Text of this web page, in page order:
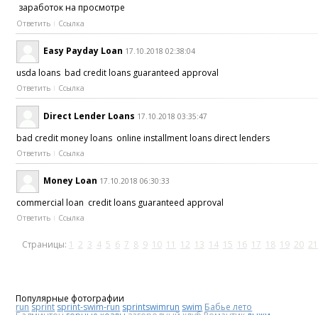
заработок на просмотре
Ответить Ссылка
Easy Payday Loan 17.10.2018 02:38:04
usda loans bad credit loans guaranteed approval
Ответить Ссылка
Direct Lender Loans 17.10.2018 03:35:47
bad credit money loans online installment loans direct lenders
Ответить Ссылка
Money Loan 17.10.2018 06:30:33
commercial loan credit loans guaranteed approval
Ответить Ссылка
Страницы: 1 2 3 4 5 6 7 8 9 10 11 12 13 14 15 16 17 18 19 20 21
Популярные фотографии
run sprint sprint-swim-run sprintswimrun swim Бабье лето